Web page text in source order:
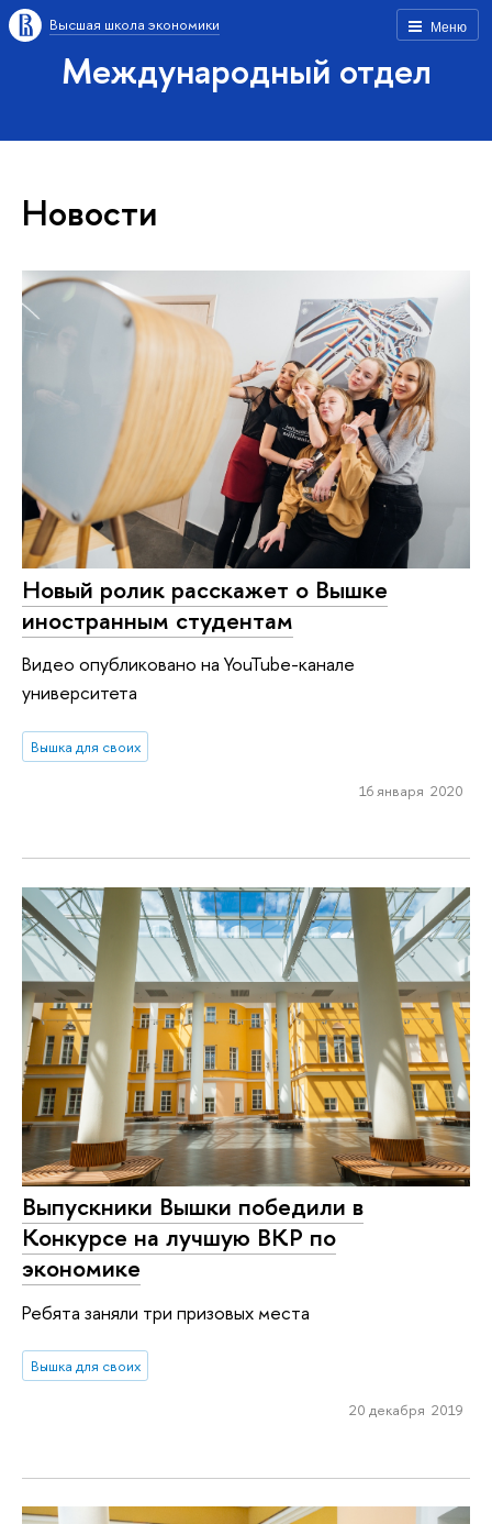
Меню
Высшая школа экономики
Международный отдел
Новости
Новый ролик расскажет о Вышке
иностранным студентам
Видео опубликовано на YouTube-канале
университета
Вышка для своих
16 января 2020
Выпускники Вышки победили в
Конкурсе на лучшую ВКР по
экономике
Ребята заняли три призовых места
Вышка для своих
20 декабря 2019